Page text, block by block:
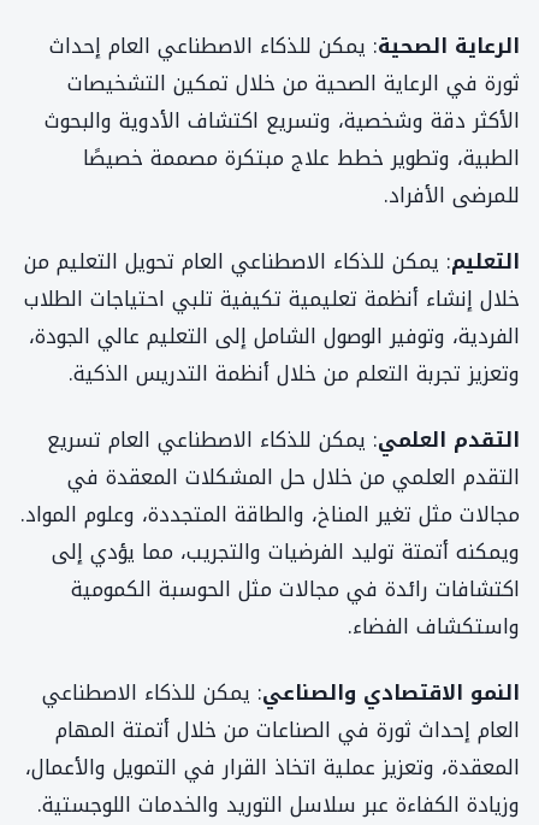
الرعاية الصحية: يمكن للذكاء الاصطناعي العام إحداث
ثورة في الرعاية الصحية من خلال تمكين التشخيصات
الأكثر دقة وشخصية، وتسريع اكتشاف الأدوية والبحوث
الطبية، وتطوير خطط علاج مبتكرة مصممة خصيصًا
للمرضى الأفراد.
التعليم: يمكن للذكاء الاصطناعي العام تحويل التعليم من
خلال إنشاء أنظمة تعليمية تكيفية تلبي احتياجات الطلاب
الفردية، وتوفير الوصول الشامل إلى التعليم عالي الجودة،
وتعزيز تجربة التعلم من خلال أنظمة التدريس الذكية.
التقدم العلمي: يمكن للذكاء الاصطناعي العام تسريع
التقدم العلمي من خلال حل المشكلات المعقدة في
مجالات مثل تغير المناخ، والطاقة المتجددة، وعلوم المواد.
ويمكنه أتمتة توليد الفرضيات والتجريب، مما يؤدي إلى
اكتشافات رائدة في مجالات مثل الحوسبة الكمومية
واستكشاف الفضاء.
النمو الاقتصادي والصناعي: يمكن للذكاء الاصطناعي
العام إحداث ثورة في الصناعات من خلال أتمتة المهام
المعقدة، وتعزيز عملية اتخاذ القرار في التمويل والأعمال،
وزيادة الكفاءة عبر سلاسل التوريد والخدمات اللوجستية.